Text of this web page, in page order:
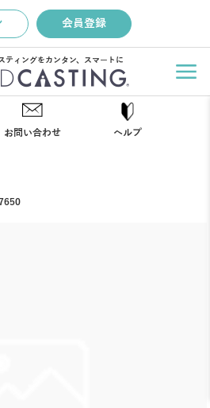
会員登録
ティングをカンタン、スマートに
お問い合わせ ヘルプ